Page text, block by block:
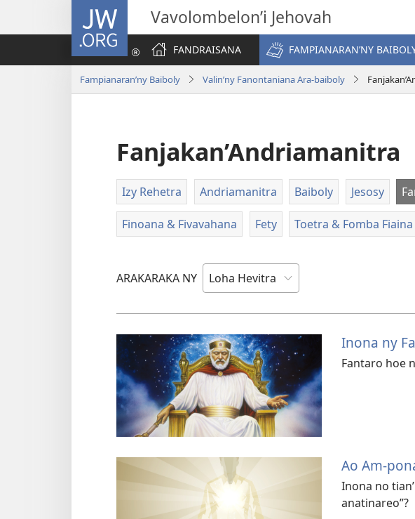
JW.ORG Vavolombelon’i Jehovah
FANDRAISANA
FAMPIANARAN’NY
Fampianaran’ny Baiboly Valin’ny Fanontaniana Ara-baiboly
Fanjakan’Andriamanitra
Izy Rehetra Andriamanitra Baiboly Jesosy
Finoana & Fivavahana Fety Toetra & Fomba Fiaina
ARAKARAKA NY
Inona ny
Fantaro hoe
Ao Am-
Inona no
anatinareo”?